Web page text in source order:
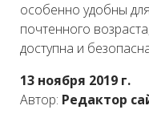
особенно удобны
почтенного
доступна и
13 ноября 2019 г.
Автор: Редактор